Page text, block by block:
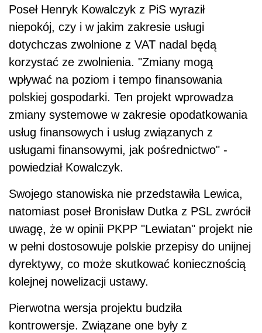
Poseł Henryk Kowalczyk z PiS wyraził
niepokój, czy i w jakim zakresie usługi
dotychczas zwolnione z VAT nadal będą
korzystać ze zwolnienia. "Zmiany mogą
wpływać na poziom i tempo finansowania
polskiej gospodarki. Ten projekt wprowadza
zmiany systemowe w zakresie opodatkowania
usług finansowych i usług związanych z
usługami finansowymi, jak pośrednictwo" -
powiedział Kowalczyk.
Swojego stanowiska nie przedstawiła Lewica,
natomiast poseł Bronisław Dutka z PSL zwrócił
uwagę, że w opinii PKPP "Lewiatan" projekt nie
w pełni dostosowuje polskie przepisy do unijnej
dyrektywy, co może skutkować koniecznością
kolejnej nowelizacji ustawy.
Pierwotna wersja projektu budziła
kontrowersje. Związane one były z